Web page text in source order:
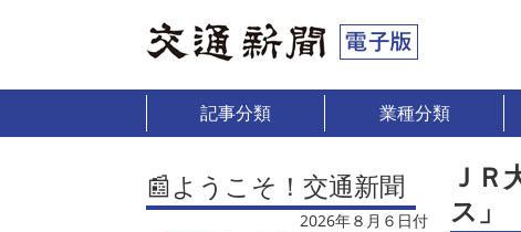
記事分類 業種分類
📰ようこそ！交通新聞
2026年８月６日付
ＪＲ
ス」